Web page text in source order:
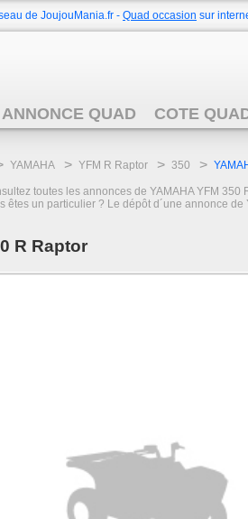
de JoujouMania.fr - Quad occasion sur
ANNONCE QUAD COTE
YAMAHA > YFM R Raptor > 350 >
toutes les annonces de YAMAHA YFM
êtes un particulier ? Le dépôt d´une annonce
R Raptor